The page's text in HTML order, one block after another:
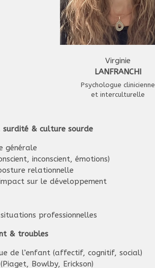
Virginie
LANFRANCHI
Psychologue clinicienne
et interculturelle
surdité & culture sourde
générale
inconscient, émotions)
relationnelle
sur le développement
professionnelles
& troubles
de l’enfant (affectif, cognitif, social)
Bowlby, Erickson)